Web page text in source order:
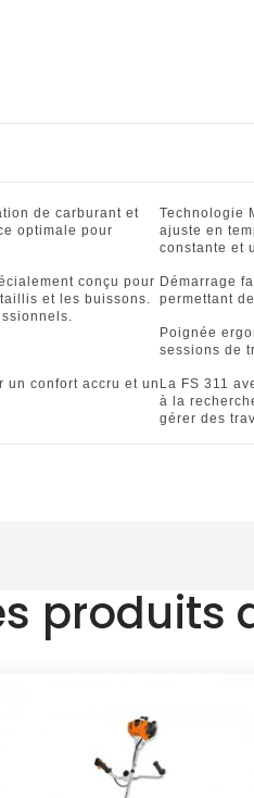
de carburant et
optimale pour
Technologie
ajuste en
constante et
conçu pour
et les buissons.
Démarrage
permettant
Poignée
sessions de
un confort accru et un La FS 311
à la
gérer des
produits